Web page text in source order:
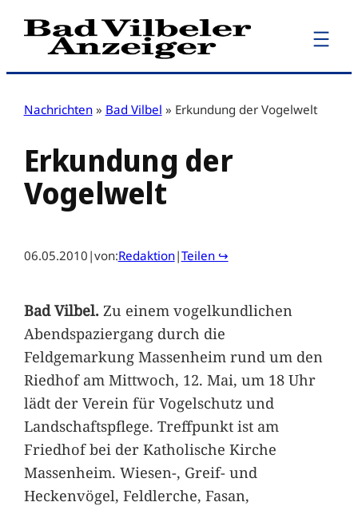
Zum
Inhalt
Nachrichten » Bad Vilbel » Erkundung der Vogelwelt
Erkundung der
Vogelwelt
06.05.2010 |von:Redaktion|Teilen ↪
Bad Vilbel.Zu einem vogelkundlichen
Abendspaziergang durch die
Feldgemarkung Massenheim rund um den
Riedhof am Mittwoch, 12. Mai, um 18 Uhr
lädt der Verein für Vogelschutz und
Landschaftspflege. Treffpunkt ist am
Friedhof bei der Katholische Kirche
Massenheim. Wiesen-, Greif- und
Heckenvögel, Feldlerche, Fasan,